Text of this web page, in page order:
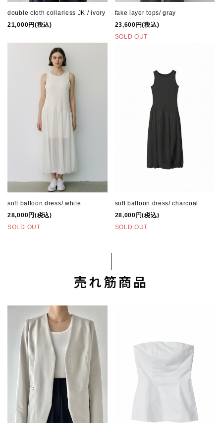
double cloth collarless JK / ivory
21,000円(税込)
fake layer tops/ gray
23,600円(税込)
SOLD OUT
soft balloon dress/ white
28,000円(税込)
SOLD OUT
soft balloon dress/ charcoal
28,000円(税込)
SOLD OUT
売れ筋商品